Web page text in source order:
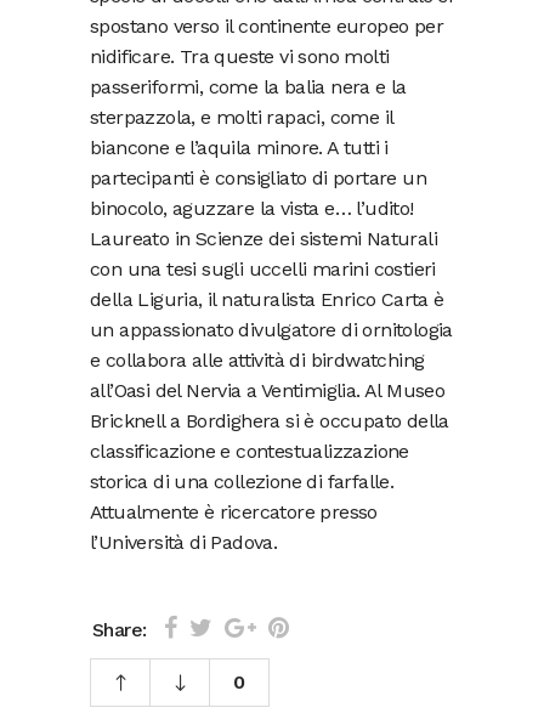
spostano verso il continente europeo per
nidificare. Tra queste vi sono molti
passeriformi, come la balia nera e la
sterpazzola, e molti rapaci, come il
biancone e l’aquila minore. A tutti i
partecipanti è consigliato di portare un
binocolo, aguzzare la vista e… l’udito!
Laureato in Scienze dei sistemi Naturali
con una tesi sugli uccelli marini costieri
della Liguria, il naturalista Enrico Carta è
un appassionato divulgatore di ornitologia
e collabora alle attività di birdwatching
all’Oasi del Nervia a Ventimiglia. Al Museo
Bricknell a Bordighera si è occupato della
classificazione e contestualizzazione
storica di una collezione di farfalle.
Attualmente è ricercatore presso
l’Università di Padova.
Share:
0